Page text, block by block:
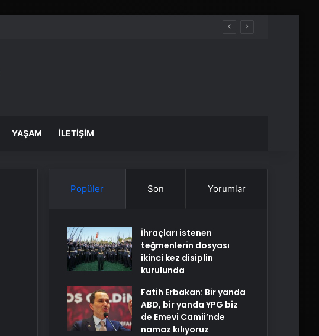
YAŞAM İLETIŞIM
Popüler Son Yorumlar
İhraçları istenen
teğmenlerin dosyası
ikinci kez disiplin
kurulunda
Fatih Erbakan: Bir yanda
ABD, bir yanda YPG biz
de Emevi Camii’nde
namaz kılıyoruz